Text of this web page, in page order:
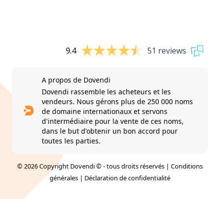
9.4 51 reviews
A propos de Dovendi
Dovendi rassemble les acheteurs et les
vendeurs. Nous gérons plus de 250 000 noms
de domaine internationaux et servons
d'intermédiaire pour la vente de ces noms,
dans le but d'obtenir un bon accord pour
toutes les parties.
© 2026 Copyright Dovendi © - tous droits réservés | Conditions
générales | Déclaration de confidentialité